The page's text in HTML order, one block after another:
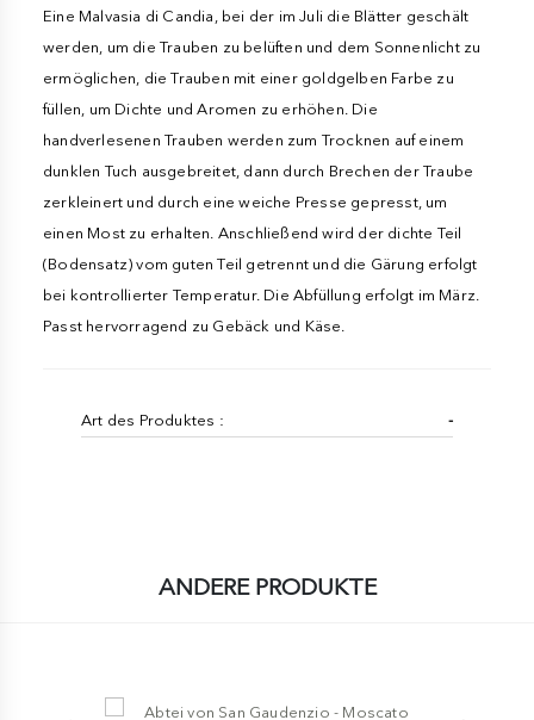
Eine Malvasia di Candia, bei der im Juli die Blätter geschält
werden, um die Trauben zu belüften und dem Sonnenlicht zu
ermöglichen, die Trauben mit einer goldgelben Farbe zu
füllen, um Dichte und Aromen zu erhöhen. Die
handverlesenen Trauben werden zum Trocknen auf einem
dunklen Tuch ausgebreitet, dann durch Brechen der Traube
zerkleinert und durch eine weiche Presse gepresst, um
einen Most zu erhalten. Anschließend wird der dichte Teil
(Bodensatz) vom guten Teil getrennt und die Gärung erfolgt
bei kontrollierter Temperatur. Die Abfüllung erfolgt im März.
Passt hervorragend zu Gebäck und Käse.
Art des Produktes : -
ANDERE PRODUKTE